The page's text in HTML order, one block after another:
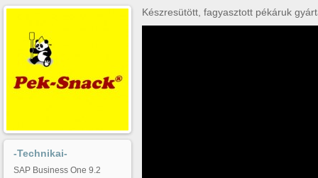
Készresütött, fagyasztott pékáruk
-Technikai-
SAP Business One 9.2